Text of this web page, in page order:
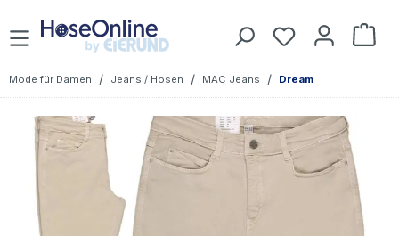
Zum Hauptinhalt springen Du hast 0
Mode für Damen / Jeans / Hosen / MAC Jeans / Dream
Bildergalerie überspringen